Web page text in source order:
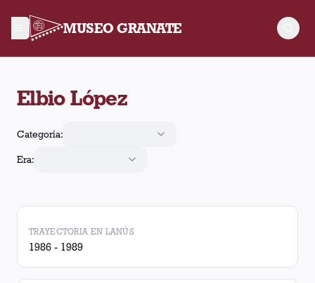
MUSEO GRANATE
Elbio López
Categoría:
Era:
TRAYECTORIA EN LANÚS
1986 - 1989